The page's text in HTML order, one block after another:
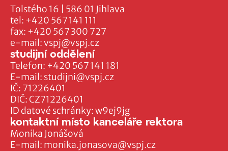
Tolstého 16 | 586 01 Jihlava
tel: +420 567 141 111
fax: +420 567 300 727
e-mail:vspj@vspj.cz
IČ: 71226401
DIČ: CZ71226401
ID datové schránky: w9ej9jg
studijní oddělení
Telefon: +420 567 141 181
E-mail: studijni@vspj.cz
kontaktní místo kanceláře rektora
Monika Jonášová
E-mail: monika.jonasova@vspj.cz